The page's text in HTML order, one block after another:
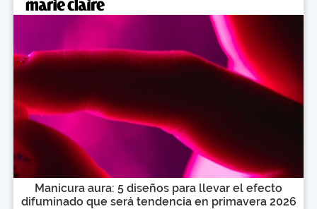
Manicura aura: 5 diseños para llevar el efecto
difuminado que será tendencia en primavera 2026